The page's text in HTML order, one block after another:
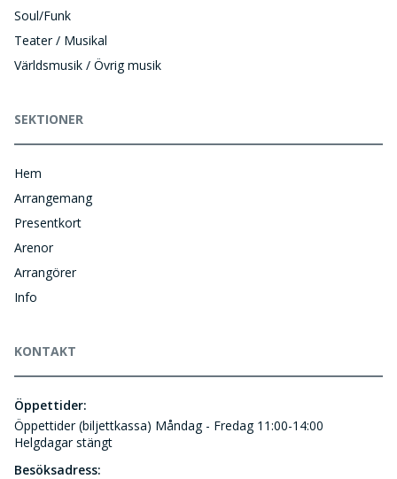
Soul/Funk
Teater / Musikal
Världsmusik / Övrig musik
SEKTIONER
Hem
Arrangemang
Presentkort
Arenor
Arrangörer
Info
KONTAKT
Öppettider:
Öppettider (biljettkassa) Måndag - Fredag 11:00-14:00
Helgdagar stängt
Besöksadress: